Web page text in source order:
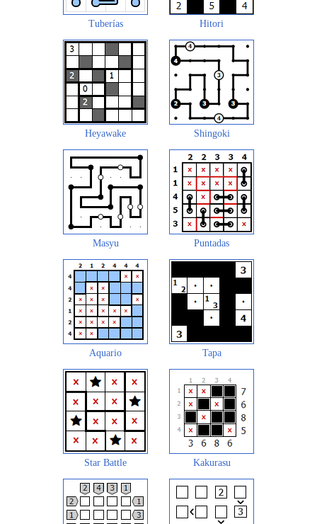
Tuberías Hitori
Heyawake Shingoki
Masyu Puntadas
Aquario Tapa
Star Battle Kakurasu